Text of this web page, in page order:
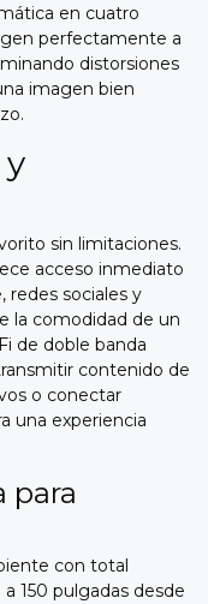
en cuatro
perfectamente a
distorsiones
imagen bien
y
sin limitaciones.
acceso inmediato
redes sociales y
la comodidad de un
de doble banda
contenido de
o conectar
una experiencia
para
con total
150 pulgadas desde